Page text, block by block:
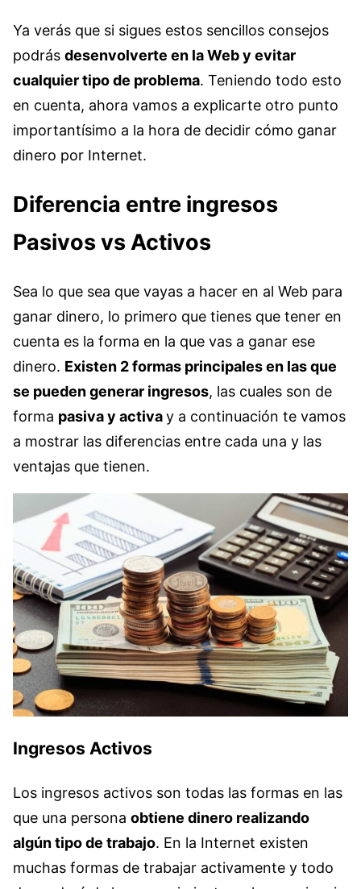
Ya verás que si sigues estos sencillos consejos
podrás desenvolverte en la Web y evitar
cualquier tipo de problema. Teniendo todo esto
en cuenta, ahora vamos a explicarte otro punto
importantísimo a la hora de decidir cómo ganar
dinero por Internet.
Diferencia entre ingresos
Pasivos vs Activos
Sea lo que sea que vayas a hacer en al Web para
ganar dinero, lo primero que tienes que tener en
cuenta es la forma en la que vas a ganar ese
dinero. Existen 2 formas principales en las que
se pueden generar ingresos, las cuales son de
forma pasiva y activay a continuación te vamos
a mostrar las diferencias entre cada una y las
ventajas que tienen.
Ingresos Activos
Los ingresos activos son todas las formas en las
que una persona obtiene dinero realizando
algún tipo de trabajo. En la Internet existen
muchas formas de trabajar activamente y todo